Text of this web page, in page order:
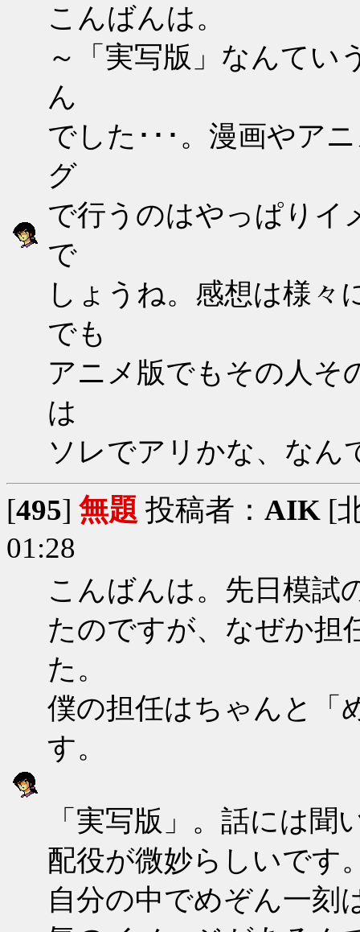
こんばんは。
～「実写版」なんてい
ん
でした･･･。漫画やア
グ
で行うのはやっぱりイ
で
しょうね。感想は様々
でも
アニメ版でもその人そ
は
ソレでアリかな、なん
[495] 無題 投稿者： AIK [
01:28
こんばんは。先日模試
たのですが、なぜか担
た。
僕の担任はちゃんと「
す。
「実写版」。話には
配役が微妙らしいで
自分の中でめぞん一刻